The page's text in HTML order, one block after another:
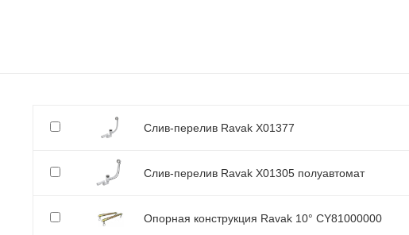
Слив-перелив Ravak X01377
Слив-перелив Ravak X01305 полуавтомат
Опорная конструкция Ravak 10° CY81000000